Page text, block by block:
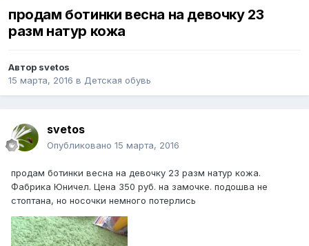
продам ботинки весна на девочку 23
разм натур кожа
Автор svetos
15 марта, 2016 в Детская обувь
svetos
Опубликовано 15 марта, 2016
продам ботинки весна на девочку 23 разм натур кожа.
Фабрика Юничел. Цена 350 руб. на замочке. подошва не
стоптана, но носочки немного потерлись